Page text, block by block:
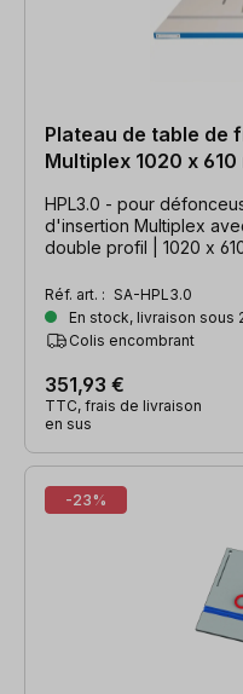
Plateau de table de
Multiplex 1020 x 610
HPL3.0 - pour
d'insertion Multiplex avec revêtement HPL | rail à
double profil | 1020 x 610 x 28 mm Dimension du plateau
Réf. art. : SA-HPL3.0
En stock, livraison sous
Colis encombrant
351,93 €
TTC, frais de livraison
en sus
-23%